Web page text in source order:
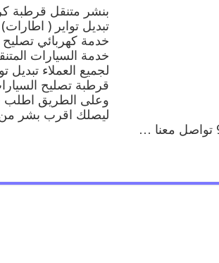
متنقل
كراج
قرطبة
99007355
كهرباء
وبنشر,
بنجرجي,
كهربائي
بنشر متنقل قرطبة
تبديل تواير (
خدمة كهربائي
خدمة السيارات
لجميع العملاء تبديل
قرطبة تصليح
وعلى الطريق اطلب
ليصلك اقرب بشر